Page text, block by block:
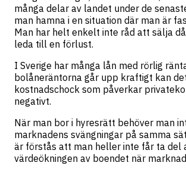
många delar av landet under de
man hamna i en situation där man är
Man har helt enkelt inte råd att sälja
leda till en förlust.
I Sverige har många lån med rörlig
bolåneräntorna går upp kraftigt kan
kostnadschock som påverkar
negativt.
När man bor i hyresrätt behöver man
marknadens svängningar på samma
är förstås att man heller inte får ta del
värdeökningen av boendet när